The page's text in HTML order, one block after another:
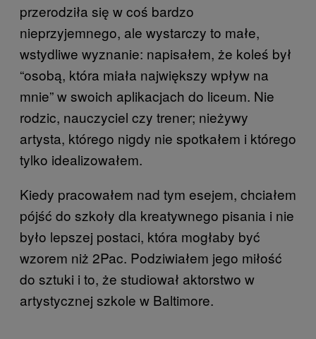
przerodziła się w coś bardzo
nieprzyjemnego, ale wystarczy to małe,
wstydliwe wyznanie: napisałem, że koleś był
“osobą, która miała największy wpływ na
mnie” w swoich aplikacjach do liceum. Nie
rodzic, nauczyciel czy trener; nieżywy
artysta, którego nigdy nie spotkałem i którego
tylko idealizowałem.
Kiedy pracowałem nad tym esejem, chciałem
pójść do szkoły dla kreatywnego pisania i nie
było lepszej postaci, która mogłaby być
wzorem niż 2Pac. Podziwiałem jego miłość
do sztuki i to, że studiował aktorstwo w
artystycznej szkole w Baltimore.